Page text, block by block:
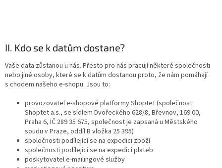
II. Kdo se k datům dostane?
Vaše data zůstanou u nás. Přesto pro nás pracují některé společnosti
nebo jiné osoby, které se k datům dostanou proto, že nám pomáhají
s chodem našeho e-shopu. Jsou to:
provozovatel e-shopové platformy Shoptet (společnost
Shoptet a.s., se sídlem Dvořeckého 628/8, Břevnov, 169 00,
Praha 6, IČ 289 35 675, společnost je zapsaná u Městského
soudu v Praze, oddíl B vložka 25 395)
společnosti podílející se na expedici zboží
společnosti podílející se na expedici plateb
poskytovatel e-mailingové služby